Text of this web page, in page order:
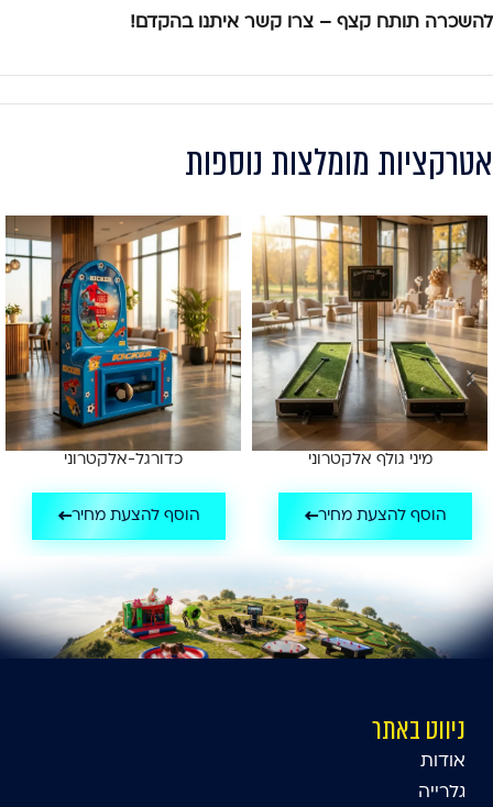
להשכרה תותח קצף – צרו קשר איתנו בהקדם!
אטרקציות מומלצות נוספות
מיני גולף אלקטרוני
הוסף להצעת מחיר
כדורגל-אלקטרוני
הוסף להצעת מחיר
ניווט באתר
אודות
גלרייה